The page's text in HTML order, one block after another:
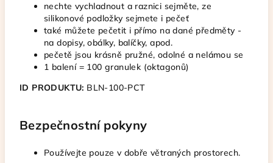
nechte vychladnout a raznici sejměte, ze
silikonové podložky sejmete i pečeť
také můžete pečetit i přímo na dané předměty -
na dopisy, obálky, balíčky, apod.
pečetě jsou krásně pružné, odolné a nelámou se
1 balení = 100 granulek (oktagonů)
ID PRODUKTU: BLN-100-PCT
Bezpečnostní pokyny
Používejte pouze v dobře větraných prostorech.